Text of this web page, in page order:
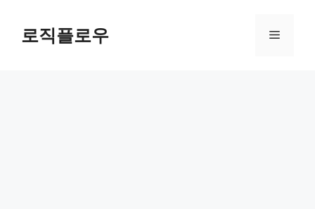
content로직플로우 Menu